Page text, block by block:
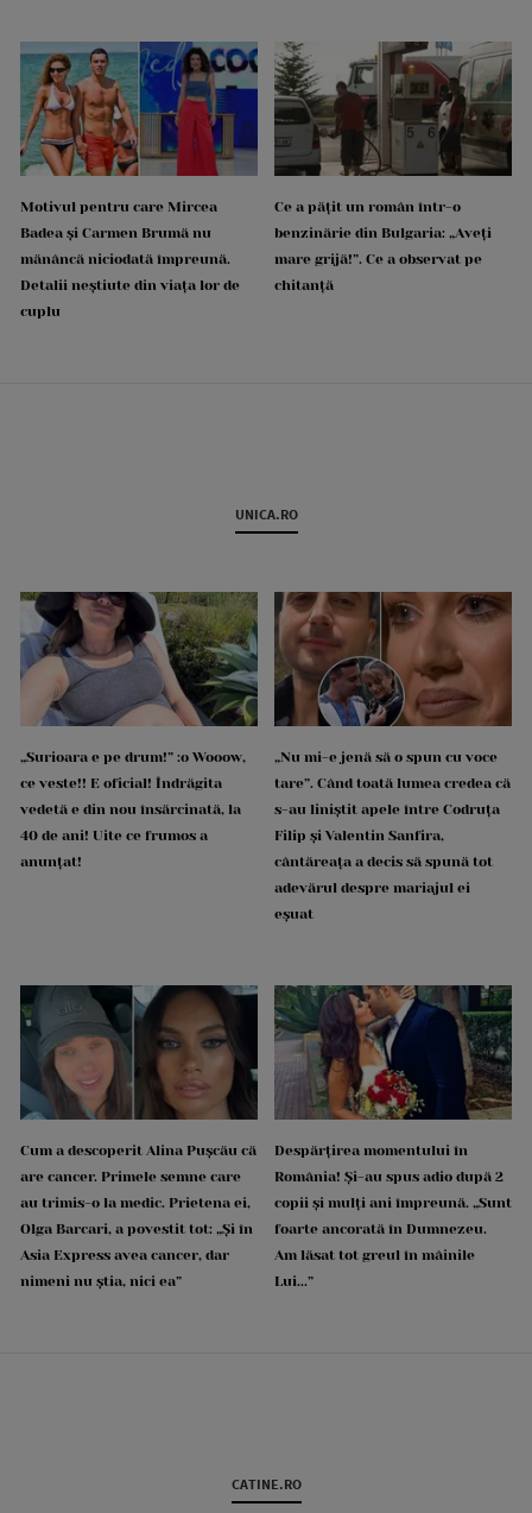
Motivul pentru care Mircea
Badea și Carmen Brumă nu
mănâncă niciodată împreună.
Detalii neștiute din viața lor de
cuplu
Ce a pățit un român într-o
benzinărie din Bulgaria: „Aveți
mare grijă!”. Ce a observat pe
chitanță
UNICA.RO
„Surioara e pe drum!” :o Wooow,
ce veste!! E oficial! Îndrăgita
vedetă e din nou însărcinată, la
40 de ani! Uite ce frumos a
anunțat!
„Nu mi-e jenă să o spun cu voce
tare”. Când toată lumea credea că
s-au liniștit apele între Codruța
Filip și Valentin Sanfira,
cântăreața a decis să spună tot
adevărul despre mariajul ei
eșuat
Cum a descoperit Alina Pușcău că
are cancer. Primele semne care
au trimis-o la medic. Prietena ei,
Olga Barcari, a povestit tot: „Și în
Asia Express avea cancer, dar
nimeni nu știa, nici ea”
Despărțirea momentului în
România! Și-au spus adio după 2
copii și mulți ani împreună. „Sunt
foarte ancorată în Dumnezeu.
Am lăsat tot greul în mâinile
Lui...”
CATINE.RO